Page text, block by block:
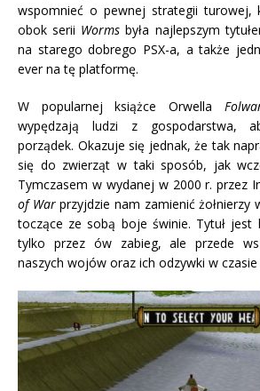
wspomnieć o pewnej strategii
obok serii Worms była najlepszym
na starego dobrego PSX-a, a także
ever na tę platformę.
W popularnej książce Orwella
wypędzają ludzi z gospodarstwa,
porządek. Okazuje się jednak, że tak
się do zwierząt w taki sposób, jak
Tymczasem w wydanej w 2000 r. przez
of Warprzyjdzie nam zamienić żołnierzy
toczące ze sobą boje świnie. Tytuł jest
tylko przez ów zabieg, ale przede
naszych wojów oraz ich odzywki w